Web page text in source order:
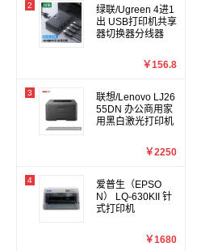
2
绿联/Ugreen 4进1
出 USB打印机共享
器切换器分线器
￥156.8
3
联想/Lenovo LJ26
55DN 办公商用家
用黑白激光打印机
￥2250
4
爱普生（EPSO
N） LQ-630KII 针
式打印机
￥1680